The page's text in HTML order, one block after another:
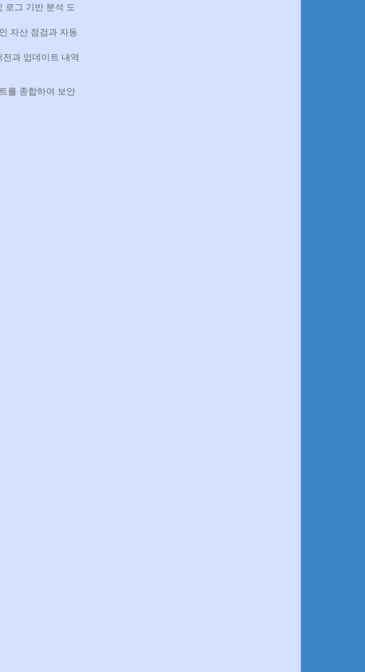
로그 기반 분석 도
자산 점검과 자동
과 업데이트 내역
를 종합하여 보안